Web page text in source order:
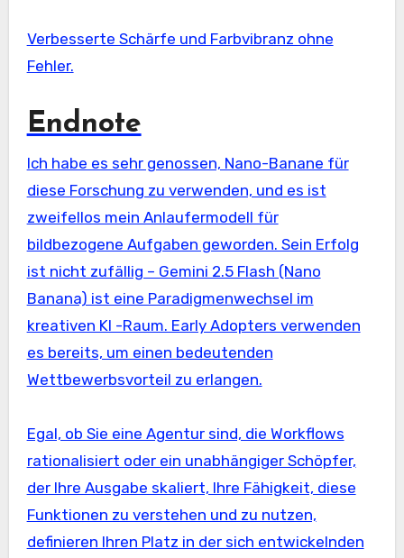
Verbesserte Schärfe und Farbvibranz ohne
Fehler.
Endnote
Ich habe es sehr genossen, Nano-Banane für
diese Forschung zu verwenden, und es ist
zweifellos mein Anlaufermodell für
bildbezogene Aufgaben geworden. Sein Erfolg
ist nicht zufällig – Gemini 2.5 Flash (Nano
Banana) ist eine Paradigmenwechsel im
kreativen KI -Raum. Early Adopters verwenden
es bereits, um einen bedeutenden
Wettbewerbsvorteil zu erlangen.
Egal, ob Sie eine Agentur sind, die Workflows
rationalisiert oder ein unabhängiger Schöpfer,
der Ihre Ausgabe skaliert, Ihre Fähigkeit, diese
Funktionen zu verstehen und zu nutzen,
definieren Ihren Platz in der sich entwickelnden